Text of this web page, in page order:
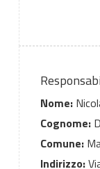
Nome:
Cognome:
Comune:
Indirizzo: